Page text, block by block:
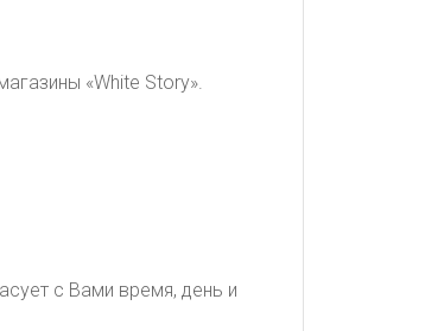
«White Story».
с Вами время, день и